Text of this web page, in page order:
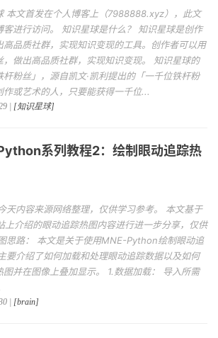
本文首发在个人博客上（7988888.xyz），此文
客进行访问。 知识星球是什么？ 知识星球是创作
高品质社群，实现知识变现的工具。创作者可以用
，做出高品质社群，实现知识变现。 知识星球的
粉丝」，源自凯文·凯利提出的「一千位铁杆粉
作或艺术的人，只要能获得一千位...
| [知识星球]
系列教程2：绘制眼动追踪热
天内容来源网络整理，仅供学习参考。 本文基于
介绍的眼动追踪热图内容进行进一步分享，仅供
思路： 本文是关于使用MNE-Python绘制眼动追
要介绍了如何加载和处理眼动追踪数据以及如何
并在图像上叠加显示。 1.数据加载： 导入所需
| [brain]